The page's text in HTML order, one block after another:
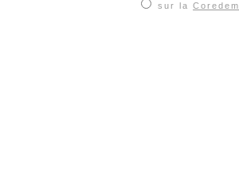
sur la Coredem